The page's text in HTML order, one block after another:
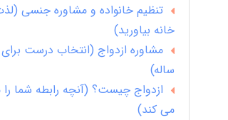
تنظیم خانواده و مشاوره جنسی
خانه بیاورید)
ساله)
ازدواج چیست؟ (آنچه رابطه شما
می کند)